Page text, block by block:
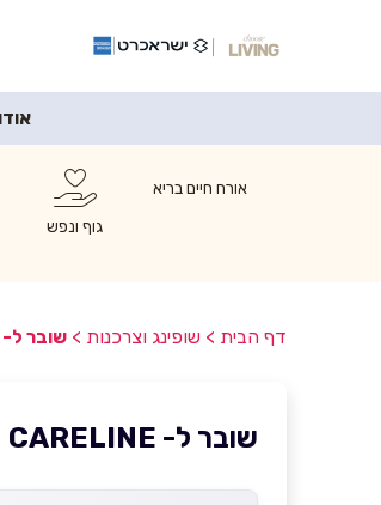
אורח חיים בריא
גוף ונפש
דף הבית > שופינג וצרכנות > שובר ל- CARELINE
שובר ל- CARELINE